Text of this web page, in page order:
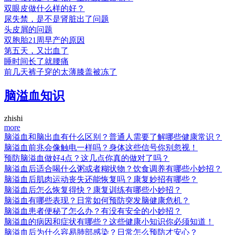
双眼皮做什么样的好？
尿失禁，是不是肾脏出了问题
头皮屑的问题
双胞胎21周早产的原因
第五天，又岀血了
睡时间长了就腰痛
前几天裤子穿的太薄膝盖被冻了
脑溢血知识
zhishi
more
脑溢血和脑出血有什么区别？普通人需要了解哪些健康常识？
脑溢血前兆会像触电一样吗？身体这些信号你别忽视！
预防脑溢血做好4点？这几点你真的做对了吗？
脑溢血后适合喝什么粥或者糊状物？饮食调养有哪些小妙招？
脑溢血后肌肉运动丧失还能恢复吗？康复妙招有哪些？
脑溢血后怎么恢复得快？康复训练有哪些小妙招？
脑溢血有哪些表现？日常如何预防突发脑健康危机？
脑溢血患者便秘了怎么办？有没有安全的小妙招？
脑溢血的病因和症状有哪些？这些健康小知识你必须知道！
脑溢血后为什么容易肺部感染？日常怎么预防才安心？